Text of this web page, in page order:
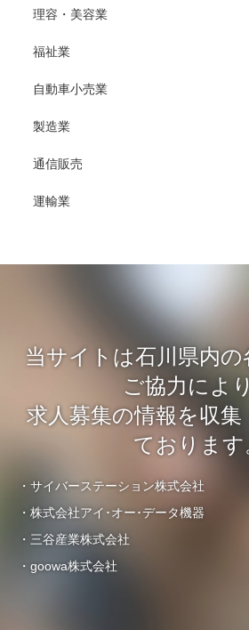
理容・美容業
福祉業
自動車小売業
製造業
通信販売
運輸業
当サイトは石川県内
ご協力により
求人募集の情報を収集
ております
・サイバーステーション株式会社
・株式会社アイ･オー･データ機器
・三谷産業株式会社
・goowa株式会社